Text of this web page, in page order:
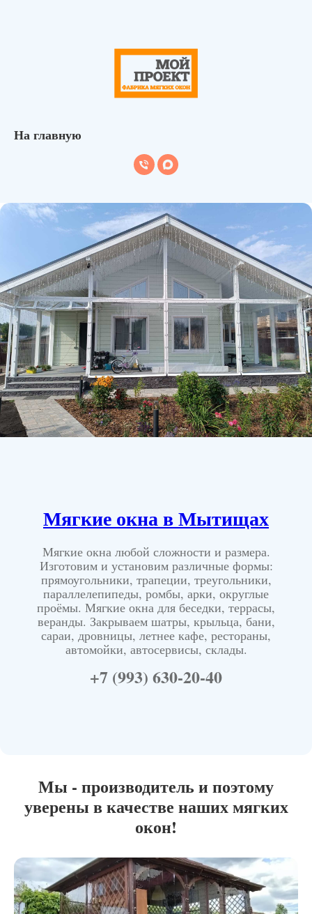
На главную
Мягкие окна в Мытищах
Мягкие окна любой сложности и размера.
Изготовим и установим различные формы:
прямоугольники, трапеции, треугольники,
параллелепипеды, ромбы, арки, округлые
проёмы. Мягкие окна для беседки, террасы,
веранды. Закрываем шатры, крыльца, бани,
сараи, дровницы, летнее кафе, рестораны,
автомойки, автосервисы, склады.
+7 (993) 630-20-40
Мы - производитель и поэтому
уверены в качестве наших мягких
окон!